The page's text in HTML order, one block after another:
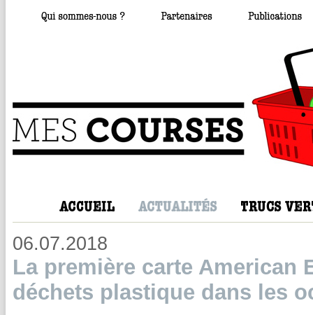
06.07.2018
La première carte American
déchets plastique dans les